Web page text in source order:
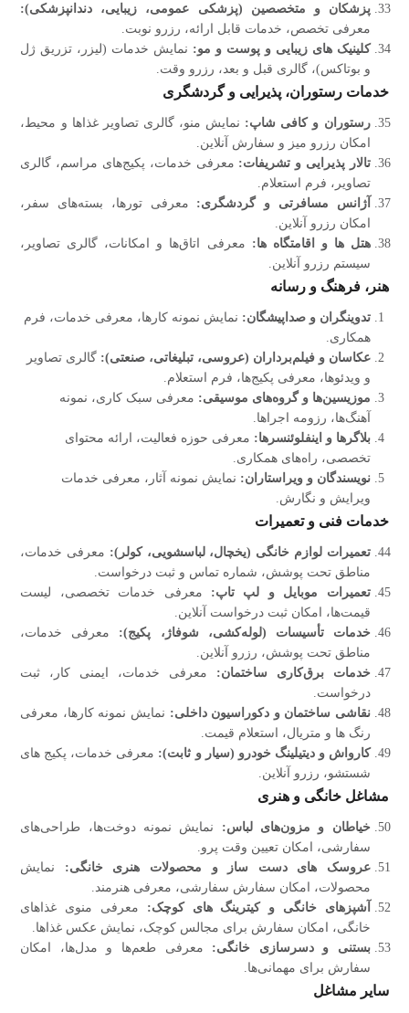
پزشکان و متخصصین (پزشکی عمومی، زیبایی، دندانپزشکی):
معرفی تخصص، خدمات قابل ارائه، رزرو نوبت.
کلینیک‌ های زیبایی و پوست و مو: نمایش خدمات (لیزر، تزریق ژل
و بوتاکس)، گالری قبل و بعد، رزرو وقت.
خدمات رستوران، پذیرایی و گردشگری
رستوران و کافی‌ شاپ: نمایش منو، گالری تصاویر غذاها و محیط،
امکان رزرو میز و سفارش آنلاین.
تالار پذیرایی و تشریفات: معرفی خدمات، پکیج‌های مراسم، گالری
تصاویر، فرم استعلام.
آژانس مسافرتی و گردشگری: معرفی تورها، بسته‌های سفر،
امکان رزرو آنلاین.
هتل‌ ها و اقامتگاه‌ ها: معرفی اتاق‌ها و امکانات، گالری تصاویر،
سیستم رزرو آنلاین.
هنر، فرهنگ و رسانه
تدوینگران و صداپیشگان: نمایش نمونه کارها، معرفی خدمات، فرم
همکاری.
عکاسان و فیلم‌برداران (عروسی، تبلیغاتی، صنعتی): گالری تصاویر
و ویدئوها، معرفی پکیج‌ها، فرم استعلام.
موزیسین‌ها و گروه‌های موسیقی: معرفی سبک کاری، نمونه
آهنگ‌ها، رزومه اجراها.
بلاگرها و اینفلوئنسرها: معرفی حوزه فعالیت، ارائه محتوای
تخصصی، راه‌های همکاری.
نویسندگان و ویراستاران: نمایش نمونه آثار، معرفی خدمات
ویرایش و نگارش.
خدمات فنی و تعمیرات
تعمیرات لوازم خانگی (یخچال، لباسشویی، کولر): معرفی خدمات،
مناطق تحت پوشش، شماره تماس و ثبت درخواست.
تعمیرات موبایل و لپ‌ تاپ: معرفی خدمات تخصصی، لیست
قیمت‌ها، امکان ثبت درخواست آنلاین.
خدمات تأسیسات (لوله‌کشی، شوفاژ، پکیج): معرفی خدمات،
مناطق تحت پوشش، رزرو آنلاین.
خدمات برق‌کاری ساختمان: معرفی خدمات، ایمنی کار، ثبت
درخواست.
نقاشی ساختمان و دکوراسیون داخلی: نمایش نمونه کارها، معرفی
رنگ‌ ها و متریال، استعلام قیمت.
کارواش و دیتیلینگ خودرو (سیار و ثابت): معرفی خدمات، پکیج‌ های
شستشو، رزرو آنلاین.
مشاغل خانگی و هنری
خیاطان و مزون‌های لباس: نمایش نمونه دوخت‌ها، طراحی‌های
سفارشی، امکان تعیین وقت پرو.
عروسک‌ های دست‌ ساز و محصولات هنری خانگی: نمایش
محصولات، امکان سفارش سفارشی، معرفی هنرمند.
آشپزهای خانگی و کیترینگ‌ های کوچک: معرفی منوی غذاهای
خانگی، امکان سفارش برای مجالس کوچک، نمایش عکس غذاها.
بستنی و دسرسازی خانگی: معرفی طعم‌ها و مدل‌ها، امکان
سفارش برای مهمانی‌ها.
سایر مشاغل